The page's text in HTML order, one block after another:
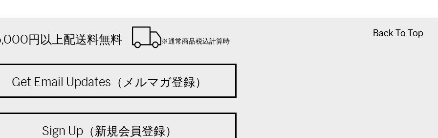
Back To Top
Back To Top
円以上配送料無料 ※通常商品税込計算時
Get Email Updates（メルマガ登録）
Sign Up（新規会員登録）